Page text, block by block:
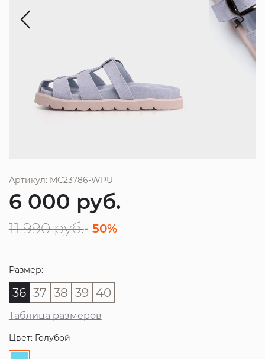
Артикул: MC23786-WPU
6 000 руб.
11 990 руб.- 50%
Размер:
36 37 38 39 40
Таблица размеров
Цвет: Голубой